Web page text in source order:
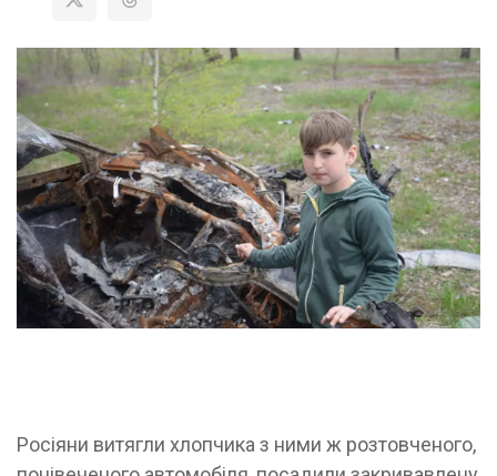
Росіяни витягли хлопчика з ними ж розтовченого,